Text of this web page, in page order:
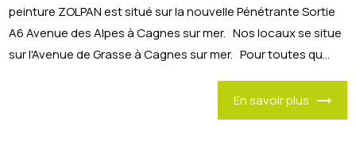
peinture ZOLPAN est situé sur la nouvelle Pénétrante Sortie
A6 Avenue des Alpes à Cagnes sur mer. Nos locaux se situe
sur l'Avenue de Grasse à Cagnes sur mer. Pour toutes qu...
En savoir plus